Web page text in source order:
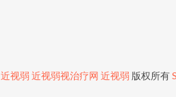
近视弱 近视弱视治疗网 近视弱 版权所有